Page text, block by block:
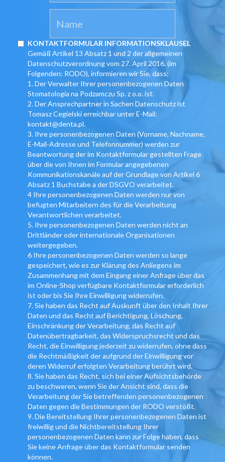
KONTAKTFORMULAR INFORMATIONSKLAUSEL
Gemäß Artikel 13 Absatz 1 und 2 der allgemeinen
Datenschutzverordnung vom 27. April 2016. (im
Folgenden: RODO), informieren wir Sie, dass:
1. Der Verwalter Ihrer personenbezogenen Daten
Stomatologia na Podzamczu Sp. z o.o. ist.
2. Der Ansprechpartner in Sachen Datenschutz ist
Tomasz Cegielski erreichbar unter E-Mail:
kontakt@denta.pl.
3. Ihre personenbezogenen Daten (Vorname, Nachname,
E-Mail-Adresse und Telefonnummer) werden zur
Beantwortung der im Kontaktformular gestellten Frage
über die von Ihnen im Formular angegebenen
Kommunikationskanäle auf der Grundlage von Artikel 6
Absatz 1 Buchstabe a der DSGVO verarbeitet.
4 Ihre personenbezogenen Daten werden nur von
befugten Mitarbeitern des für die Verarbeitung
Verantwortlichen verarbeitet.
5. Ihre personenbezogenen Daten werden nicht an
Drittländer oder internationale Organisationen
weitergegeben.
6 Ihre personenbezogenen Daten werden so lange
gespeichert, wie es zur Klärung des Anliegens im
Zusammenhang mit dem Eingang einer Anfrage über das
im Online-Shop verfügbare Kontaktformular erforderlich
ist oder bis Sie Ihre Einwilligung widerrufen.
7. Sie haben das Recht auf Auskunft über den Inhalt Ihrer
Daten und das Recht auf Berichtigung, Löschung,
Einschränkung der Verarbeitung, das Recht auf
Datenübertragbarkeit, das Widerspruchsrecht und das
Recht, die Einwilligung jederzeit zu widerrufen, ohne dass
die Rechtmäßigkeit der aufgrund der Einwilligung vor
deren Widerruf erfolgten Verarbeitung berührt wird.
8. Sie haben das Recht, sich bei einer Aufsichtsbehörde
zu beschweren, wenn Sie der Ansicht sind, dass die
Verarbeitung der Sie betreffenden personenbezogenen
Daten gegen die Bestimmungen der RODO verstößt.
9. Die Bereitstellung Ihrer personenbezogenen Daten ist
freiwillig und die Nichtbereitstellung Ihrer
personenbezogenen Daten kann zur Folge haben, dass
Sie keine Anfrage über das Kontaktformular senden
können.